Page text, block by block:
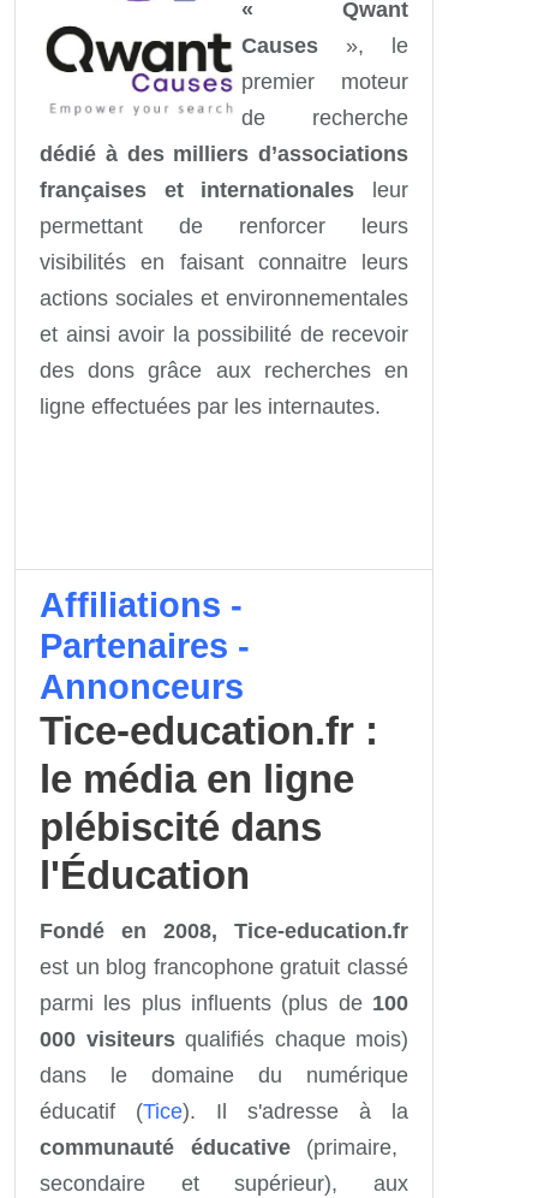
« Qwant
Causes », le
premier moteur
de recherche
dédié à des milliers d’associations
françaises et internationales leur
permettant de renforcer leurs
visibilités en faisant connaitre leurs
actions sociales et environnementales
et ainsi avoir la possibilité de recevoir
des dons grâce aux recherches en
ligne effectuées par les internautes.
Affiliations -
Partenaires -
Annonceurs
Tice-education.fr :
le média en ligne
plébiscité dans
l'Éducation
Fondé en 2008, Tice-education.fr
est un blog francophone gratuit classé
parmi les plus influents (plus de 100
000 visiteursqualifiés chaque mois)
dans le domaine du numérique
éducatif (Tice). Il s'adresse à la
communauté éducative(primaire,
secondaire et supérieur), aux